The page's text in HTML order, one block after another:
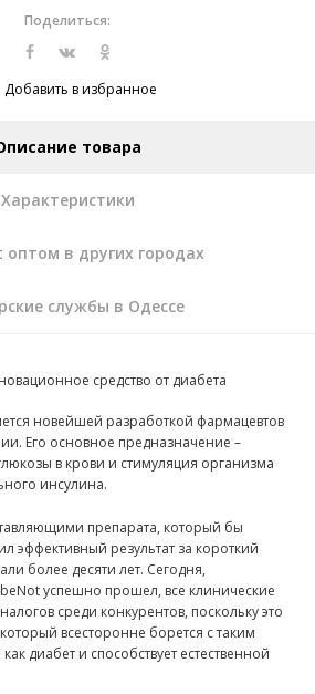
Поделиться:
Добавить в избранное
товара
Характеристики
оптом в других городах
службы в Одессе
средство от диабета
новейшей разработкой фармацевтов
Его основное предназначение –
в крови и стимуляция организма
инсулина.
препарата, который бы
эффективный результат за короткий
более десяти лет. Сегодня,
успешно прошел, все клинические
среди конкурентов, поскольку это
всесторонне борется с таким
диабет и способствует естественной